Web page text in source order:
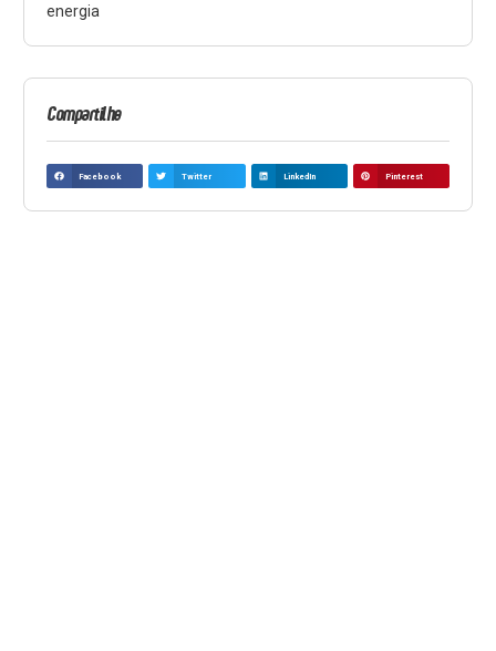
energia
Compartilhe
Facebook Twitter LinkedIn Pinterest